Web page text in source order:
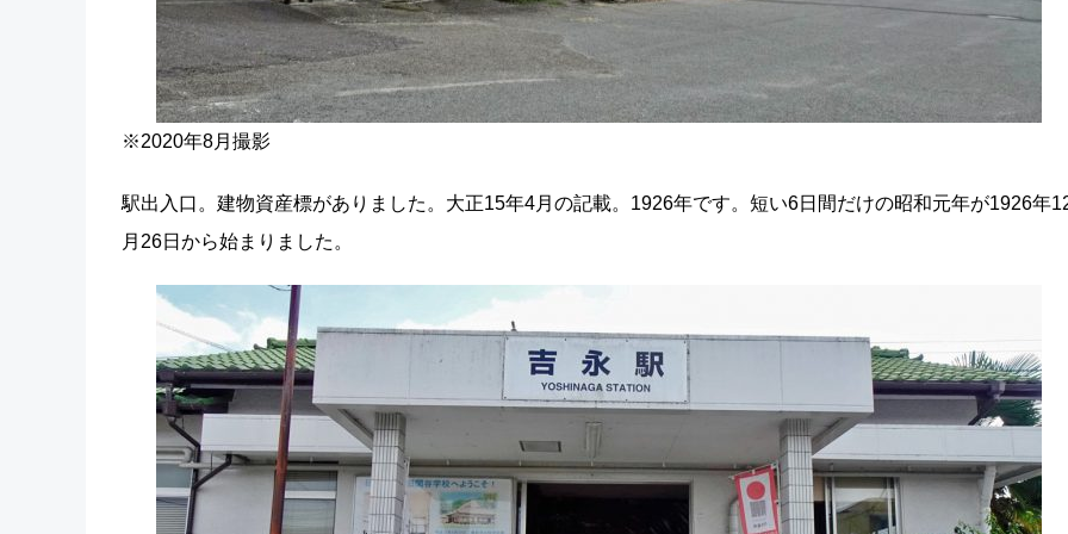
※2020年8月撮影
駅出入口。建物資産標がありました。大正15年4月の記載。1926年です。短い6日間だけの昭和元年が1926年
月26日から始まりました。